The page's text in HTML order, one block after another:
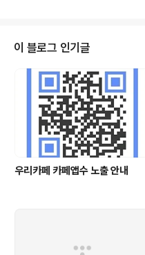
이 블로그 인기글
우리카페 카페앱수 노출 안내